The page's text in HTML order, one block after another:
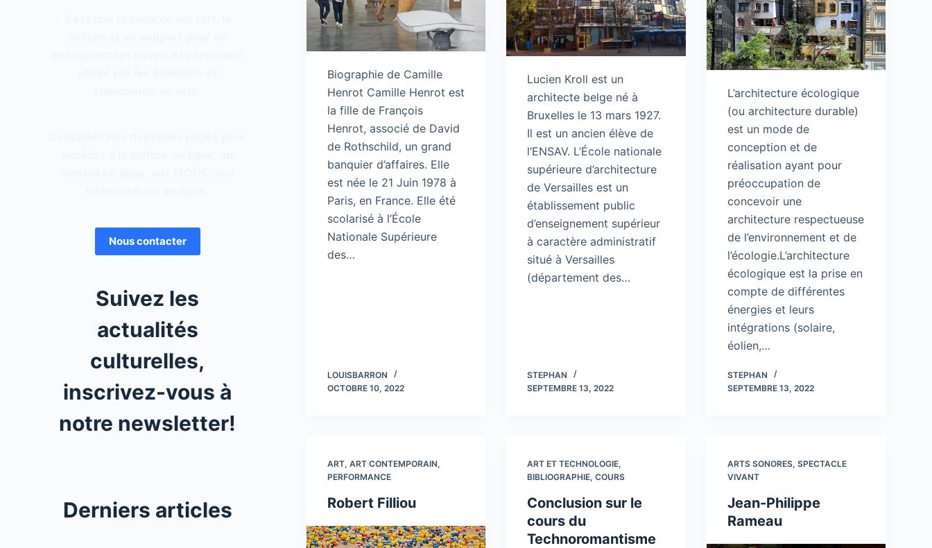
Biographie de Camille
Henrot Camille Henrot est
la fille de François
Henrot, associé de David
de Rothschild, un grand
banquier d’affaires. Elle
est née le 21 Juin 1978 à
Paris, en France. Elle été
scolarisé à l’École
Nationale Supérieure
des…
LOUISBARRON
OCTOBRE 10, 2022
Lucien Kroll est un
architecte belge né à
Bruxelles le 13 mars 1927.
Il est un ancien élève de
l’ENSAV. L’École nationale
supérieure d’architecture
de Versailles est un
établissement public
d’enseignement supérieur
à caractère administratif
situé à Versailles
(département des…
STEPHAN
SEPTEMBRE 13, 2022
L’architecture écologique
(ou architecture durable)
est un mode de
conception et de
réalisation ayant pour
préoccupation de
concevoir une
architecture respectueuse
de l’environnement et de
l’écologie.L’architecture
écologique est la prise en
compte de différentes
énergies et leurs
intégrations (solaire,
éolien,…
STEPHAN
SEPTEMBRE 13, 2022
ART,ART CONTEMPORAIN,
PERFORMANCE
Robert Filliou
ART ET TECHNOLOGIE,
BIBLIOGRAPHIE,COURS
Conclusion sur le
cours du
Technoromantisme
ARTS SONORES, SPECTACLE
VIVANT
Jean-Philippe
Rameau
Nous contacter
Suivez les
actualités
culturelles,
inscrivez-vous à
notre newsletter!
Derniers articles